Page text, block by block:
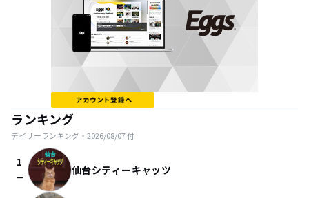
ランキング
デイリーランキング・ 2026/08/07付
1
check_indeterminate_small 仙台シティーキャッツ